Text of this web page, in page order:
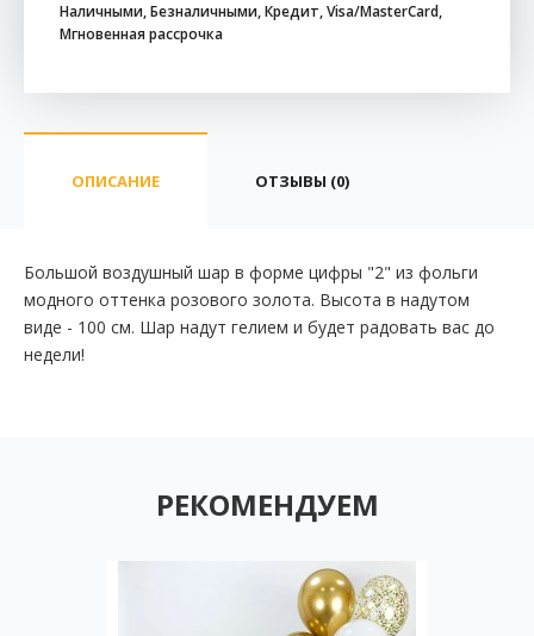
Наличными, Безналичными, Кредит, Visa/MasterCard,
Мгновенная рассрочка
ОПИСАНИЕ ОТЗЫВЫ (0)
Большой воздушный шар в форме цифры "2" из фольги
модного оттенка розового золота. Высота в надутом
виде - 100 см. Шар надут гелием и будет радовать вас до
недели!
РЕКОМЕНДУЕМ